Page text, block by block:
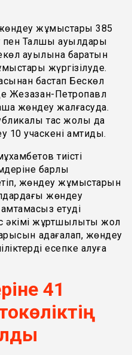
жұмыстары 385
пен Талшық ауылдары
ауылына баратын
жүргізілуде.
бастап Бескөл
Жезқазқан-Петропавл
жөндеу жалғасуда.
тас жолы да
учаскені қамтиды.
тиісті
барлық
жөндеу жұмыстарын
жөндеу
етуді
әкімі жұртшылықты жол
қадағалап, жөндеу
есепке алуға
41